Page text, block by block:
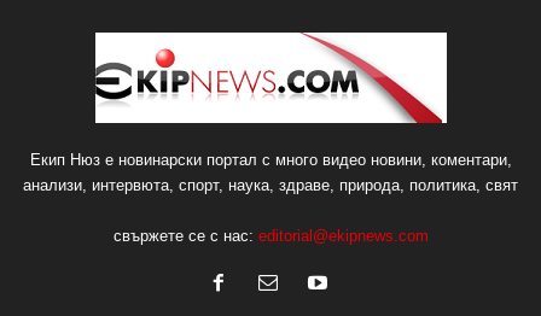
Екип Нюз е новинарски портал с много видео новини, коментари,
анализи, интервюта, спорт, наука, здраве, природа, политика, свят
свържете се с нас: editorial@ekipnews.com